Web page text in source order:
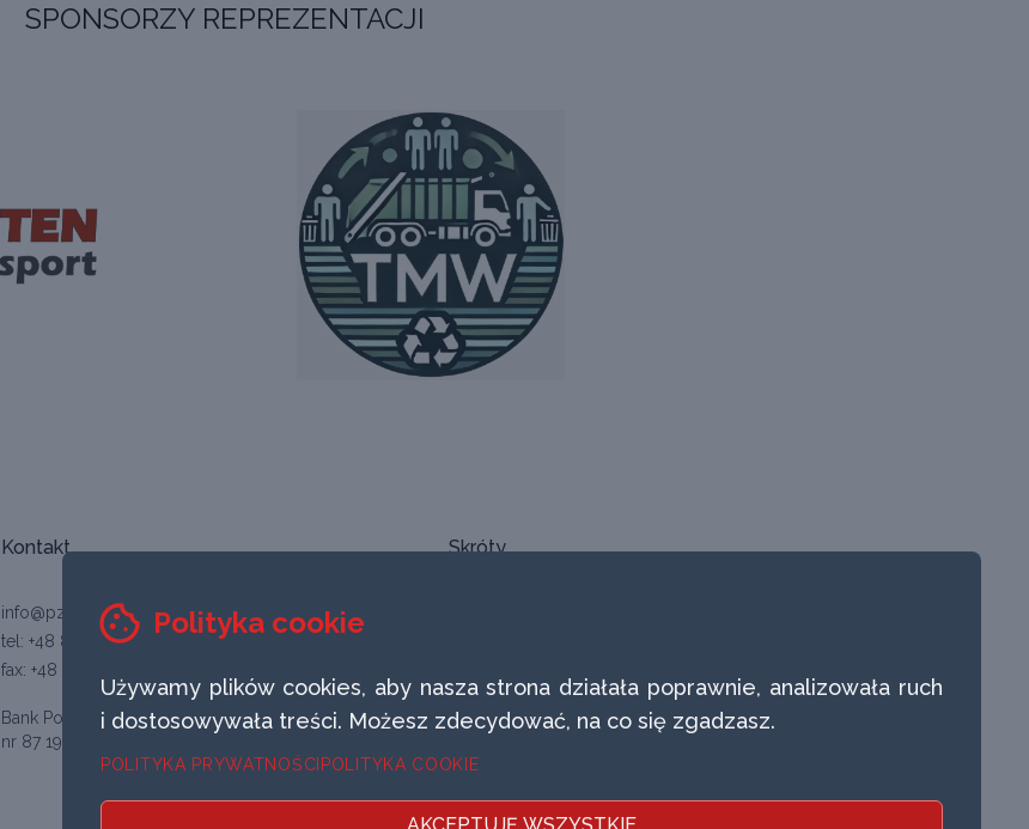
SPONSORZY REPREZENTACJI
Kontakt
info@pztkd.lublin.pl
tel: +48 81 7430150
fax: +48 81 7431150
Bank Polskiej Spółdzielczości S.A.
nr 87 1930 1709 2001 0006 3366 0001
Skróty
Prawa do Znaków Towarowych
Polityka cookie
Używamy plików cookies, aby nasza strona działała poprawnie, analizowała ruch
i dostosowywała treści. Możesz zdecydować, na co się zgadzasz.
POLITYKA PRYWATNOŚCI POLITYKA COOKIE